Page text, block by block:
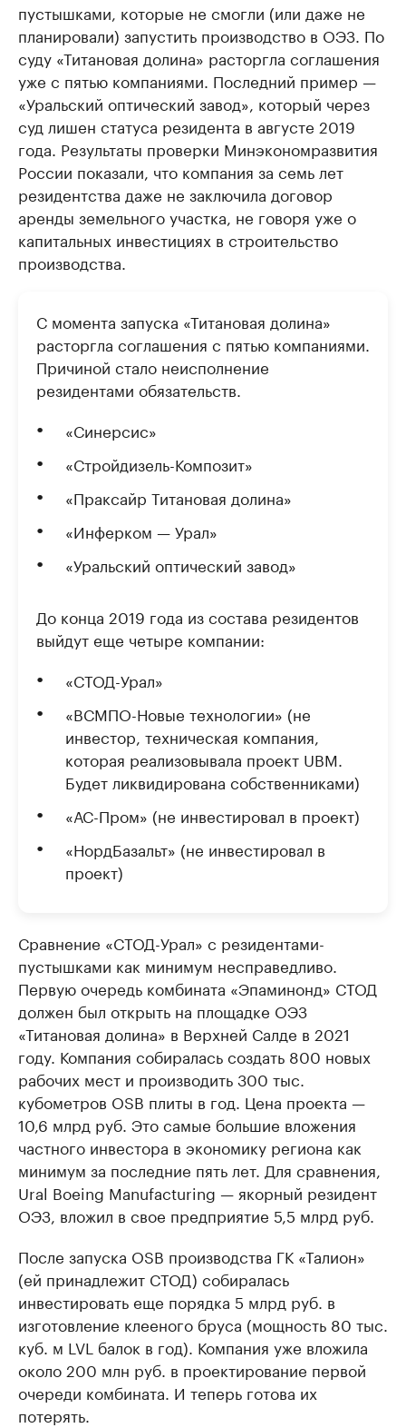
пустышками, которые не смогли (или даже не
планировали) запустить производство в ОЭЗ. По
суду «Титановая долина» расторгла соглашения
уже с пятью компаниями. Последний пример —
«Уральский оптический завод», который через
суд лишен статуса резидента в августе 2019
года. Результаты проверки Минэкономразвития
России показали, что компания за семь лет
резидентства даже не заключила договор
аренды земельного участка, не говоря уже о
капитальных инвестициях в строительство
производства.
С момента запуска «Титановая долина»
расторгла соглашения с пятью компаниями.
Причиной стало неисполнение
резидентами обязательств.
«Синерсис»
«Стройдизель-Композит»
«Праксайр Титановая долина»
«Инферком — Урал»
«Уральский оптический завод»
До конца 2019 года из состава резидентов
выйдут еще четыре компании:
«СТОД-Урал»
«ВСМПО-Новые технологии» (не
инвестор, техническая компания,
которая реализовывала проект UBM.
Будет ликвидирована собственниками)
«АС-Пром» (не инвестировал в проект)
«НордБазальт» (не инвестировал в
проект)
Сравнение «СТОД-Урал» с резидентами-
пустышками как минимум несправедливо.
Первую очередь комбината «Эпаминонд» СТОД
должен был открыть на площадке ОЭЗ
«Титановая долина» в Верхней Салде в 2021
году. Компания собиралась создать 800 новых
рабочих мест и производить 300 тыс.
кубометров OSB плиты в год. Цена проекта —
10,6 млрд руб. Это самые большие вложения
частного инвестора в экономику региона как
минимум за последние пять лет. Для сравнения,
Ural Boeing Manufacturing — якорный резидент
ОЭЗ, вложил в свое предприятие 5,5 млрд руб.
После запуска OSB производства ГК «Талион»
(ей принадлежит СТОД) собиралась
инвестировать еще порядка 5 млрд руб. в
изготовление клееного бруса (мощность 80 тыс.
куб. м LVL балок в год). Компания уже вложила
около 200 млн руб. в проектирование первой
очереди комбината. И теперь готова их
потерять.